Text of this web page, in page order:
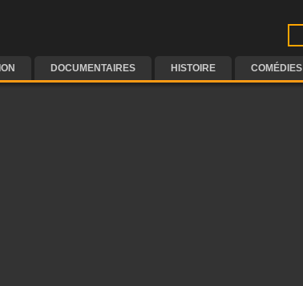
DOCUMENTAIRES HISTOIRE COMÉDIES